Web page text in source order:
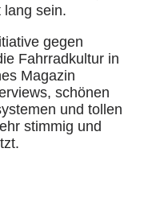
lang sein.
gegen
Fahrradkultur in
Magazin
schönen
und tollen
stimmig und